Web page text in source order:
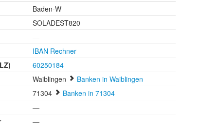
Baden-W
SOLADEST820
—
IBAN Rechner
60250184
Waiblingen
Banken in Waiblingen
71304
Banken in 71304
—
—